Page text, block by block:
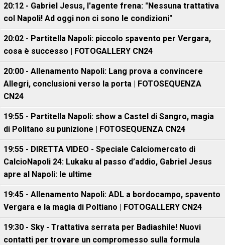
20:12 - Gabriel Jesus, l'agente frena: "Nessuna trattativa
col Napoli! Ad oggi non ci sono le condizioni"
20:02 - Partitella Napoli: piccolo spavento per Vergara,
cosa è successo | FOTOGALLERY CN24
20:00 - Allenamento Napoli: Lang prova a convincere
Allegri, conclusioni verso la porta | FOTOSEQUENZA
CN24
19:55 - Partitella Napoli: show a Castel di Sangro, magia
di Politano su punizione | FOTOSEQUENZA CN24
19:55 - DIRETTA VIDEO - Speciale Calciomercato di
CalcioNapoli 24: Lukaku al passo d’addio, Gabriel Jesus
apre al Napoli: le ultime
19:45 - Allenamento Napoli: ADL a bordocampo, spavento
Vergara e la magia di Poltiano | FOTOGALLERY CN24
19:30 - Sky - Trattativa serrata per Badiashile! Nuovi
contatti per trovare un compromesso sulla formula